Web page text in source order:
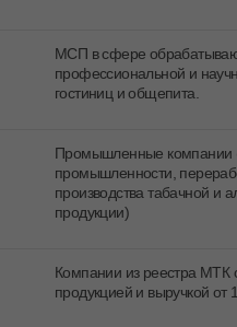
Промышленные компании
промышленности,
производства табачной и
продукции)
Компании из реестра МТК
продукцией и выручкой от
МСП в сфере
профессиональной и
гостиниц и общепита.